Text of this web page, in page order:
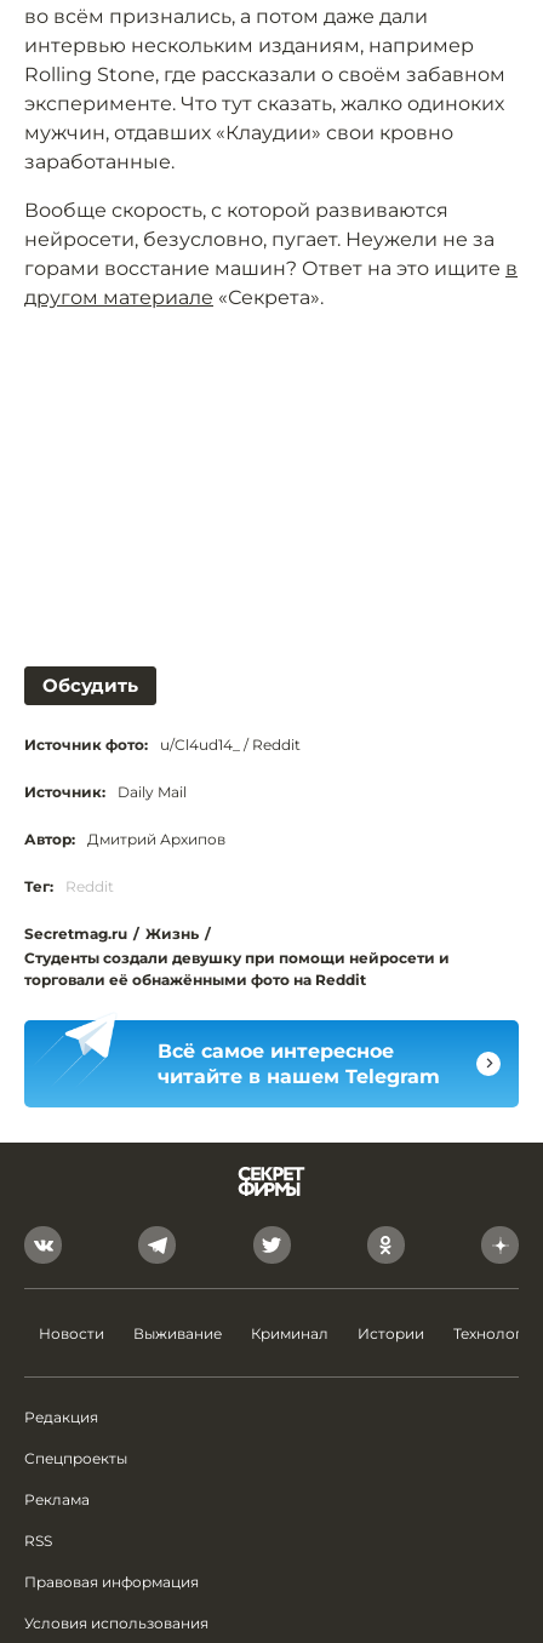
во всём признались, а потом даже дали
интервью нескольким изданиям, например
Rolling Stone, где рассказали о своём забавном
эксперименте. Что тут сказать, жалко одиноких
мужчин, отдавших «Клаудии» свои кровно
заработанные.
Вообще скорость, с которой развиваются
нейросети, безусловно, пугает. Неужели не за
горами восстание машин? Ответ на это ищите в
другом материале «Секрета».
Обсудить
Источник фото: u/Cl4ud14_ / Reddit
Источник: Daily Mail
Автор: Дмитрий Архипов
Тег: Reddit
Secretmag.ru / Жизнь /
Студенты создали девушку при помощи нейросети и
торговали её обнажёнными фото на Reddit
Всё самое интересное
читайте в нашем Telegram
Новости Выживание Криминал Истории Технологии
Редакция
Спецпроекты
Реклама
RSS
Правовая информация
Условия использования